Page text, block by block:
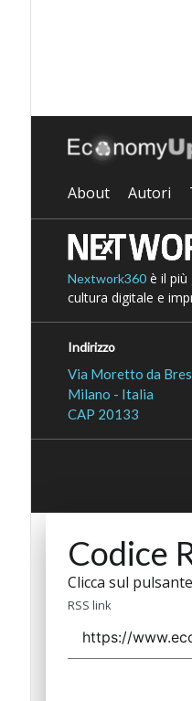
About Autori
Nextwork360è il più
cultura digitale e
Indirizzo
Via Moretto da
Milano - Italia
CAP 20133
Codice
Clicca sul
RSS link